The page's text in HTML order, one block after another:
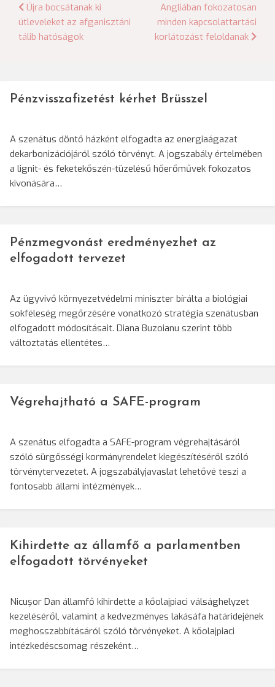
Bejegyzés
navigáció
Újra bocsátanak ki
útleveleket az afganisztáni
tálib hatóságok
Angliában fokozatosan
minden kapcsolattartási
korlátozást feloldanak
Pénzvisszafizetést kérhet Brüsszel
A szenátus döntő házként elfogadta az energiaágazat
dekarbonizációjáról szóló törvényt. A jogszabály értelmében
a lignit- és feketekőszén-tüzelésű hőerőművek fokozatos
kivonására…
Pénzmegvonást eredményezhet az
elfogadott tervezet
Az ügyvivő környezetvédelmi miniszter bírálta a biológiai
sokféleség megőrzésére vonatkozó stratégia szenátusban
elfogadott módosításait. Diana Buzoianu szerint több
változtatás ellentétes…
Végrehajtható a SAFE-program
A szenátus elfogadta a SAFE-program végrehajtásáról
szóló sürgősségi kormányrendelet kiegészítéséről szóló
törvénytervezetet. A jogszabályjavaslat lehetővé teszi a
fontosabb állami intézmények…
Kihirdette az államfő a parlamentben
elfogadott törvényeket
Nicușor Dan államfő kihirdette a kőolajpiaci válsághelyzet
kezeléséről, valamint a kedvezményes lakásáfa határidejének
meghosszabbításáról szóló törvényeket. A kőolajpiaci
intézkedéscsomag részeként…